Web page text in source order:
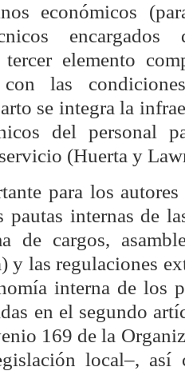
económicos
elemento
con las
se integra la
del personal
(Huerta y
para los
pautas internas de
de cargos,
y las regulaciones
interna de los
en el segundo
169 de la
local–, así